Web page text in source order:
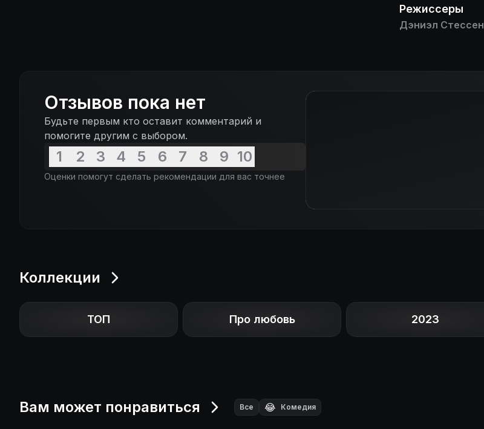
Режиссеры
Дэниэл Стессен
Отзывов пока нет
Будьте первым кто оставит комментарий и
помогите другим с выбором.
1 2 3 4 5 6 7 8 9 10
Оценки помогут сделать рекомендации для вас точнее
Коллекции
ТОП Про любовь 2023
Вам может понравиться Все 😂 Комедия